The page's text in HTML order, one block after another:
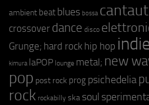
ambient beat blues bossa
crossover dance disco
Grunge; hard rock hip hop
kimura laPOP lounge metal; new
pop post rock prog psichedelia
rock rockabilly ska soul